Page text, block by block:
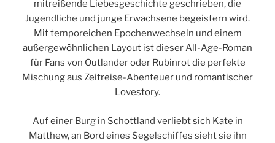
mitreißende Liebesgeschichte geschrieben, die
Jugendliche und junge Erwachsene begeistern wird.
Mit temporeichen Epochenwechseln und einem
außergewöhnlichen Layout ist dieser All-Age-Roman
für Fans von Outlander oder Rubinrot die perfekte
Mischung aus Zeitreise-Abenteuer und romantischer
Lovestory.
Auf einer Burg in Schottland verliebt sich Kate in
Matthew, an Bord eines Segelschiffes sieht sie ihn